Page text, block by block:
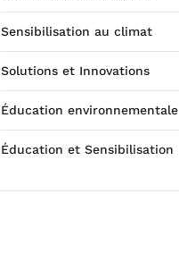
Sensibilisation au climat
Solutions et Innovations
Éducation environnementale
Éducation et Sensibilisation